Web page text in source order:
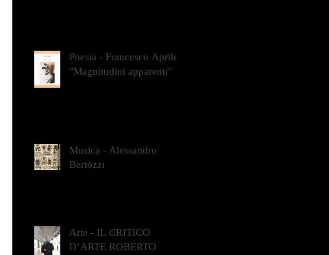
Poesia - Francesco Aprile -
"Magnitudini apparenti"
Musica - Alessandro
Bertozzi
Arte - IL CRITICO
D’ARTE ROBERTO